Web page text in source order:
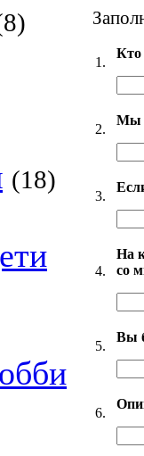
(18)
1.
2.
Мы
3.
4.
На
со
5.
Вы
6.